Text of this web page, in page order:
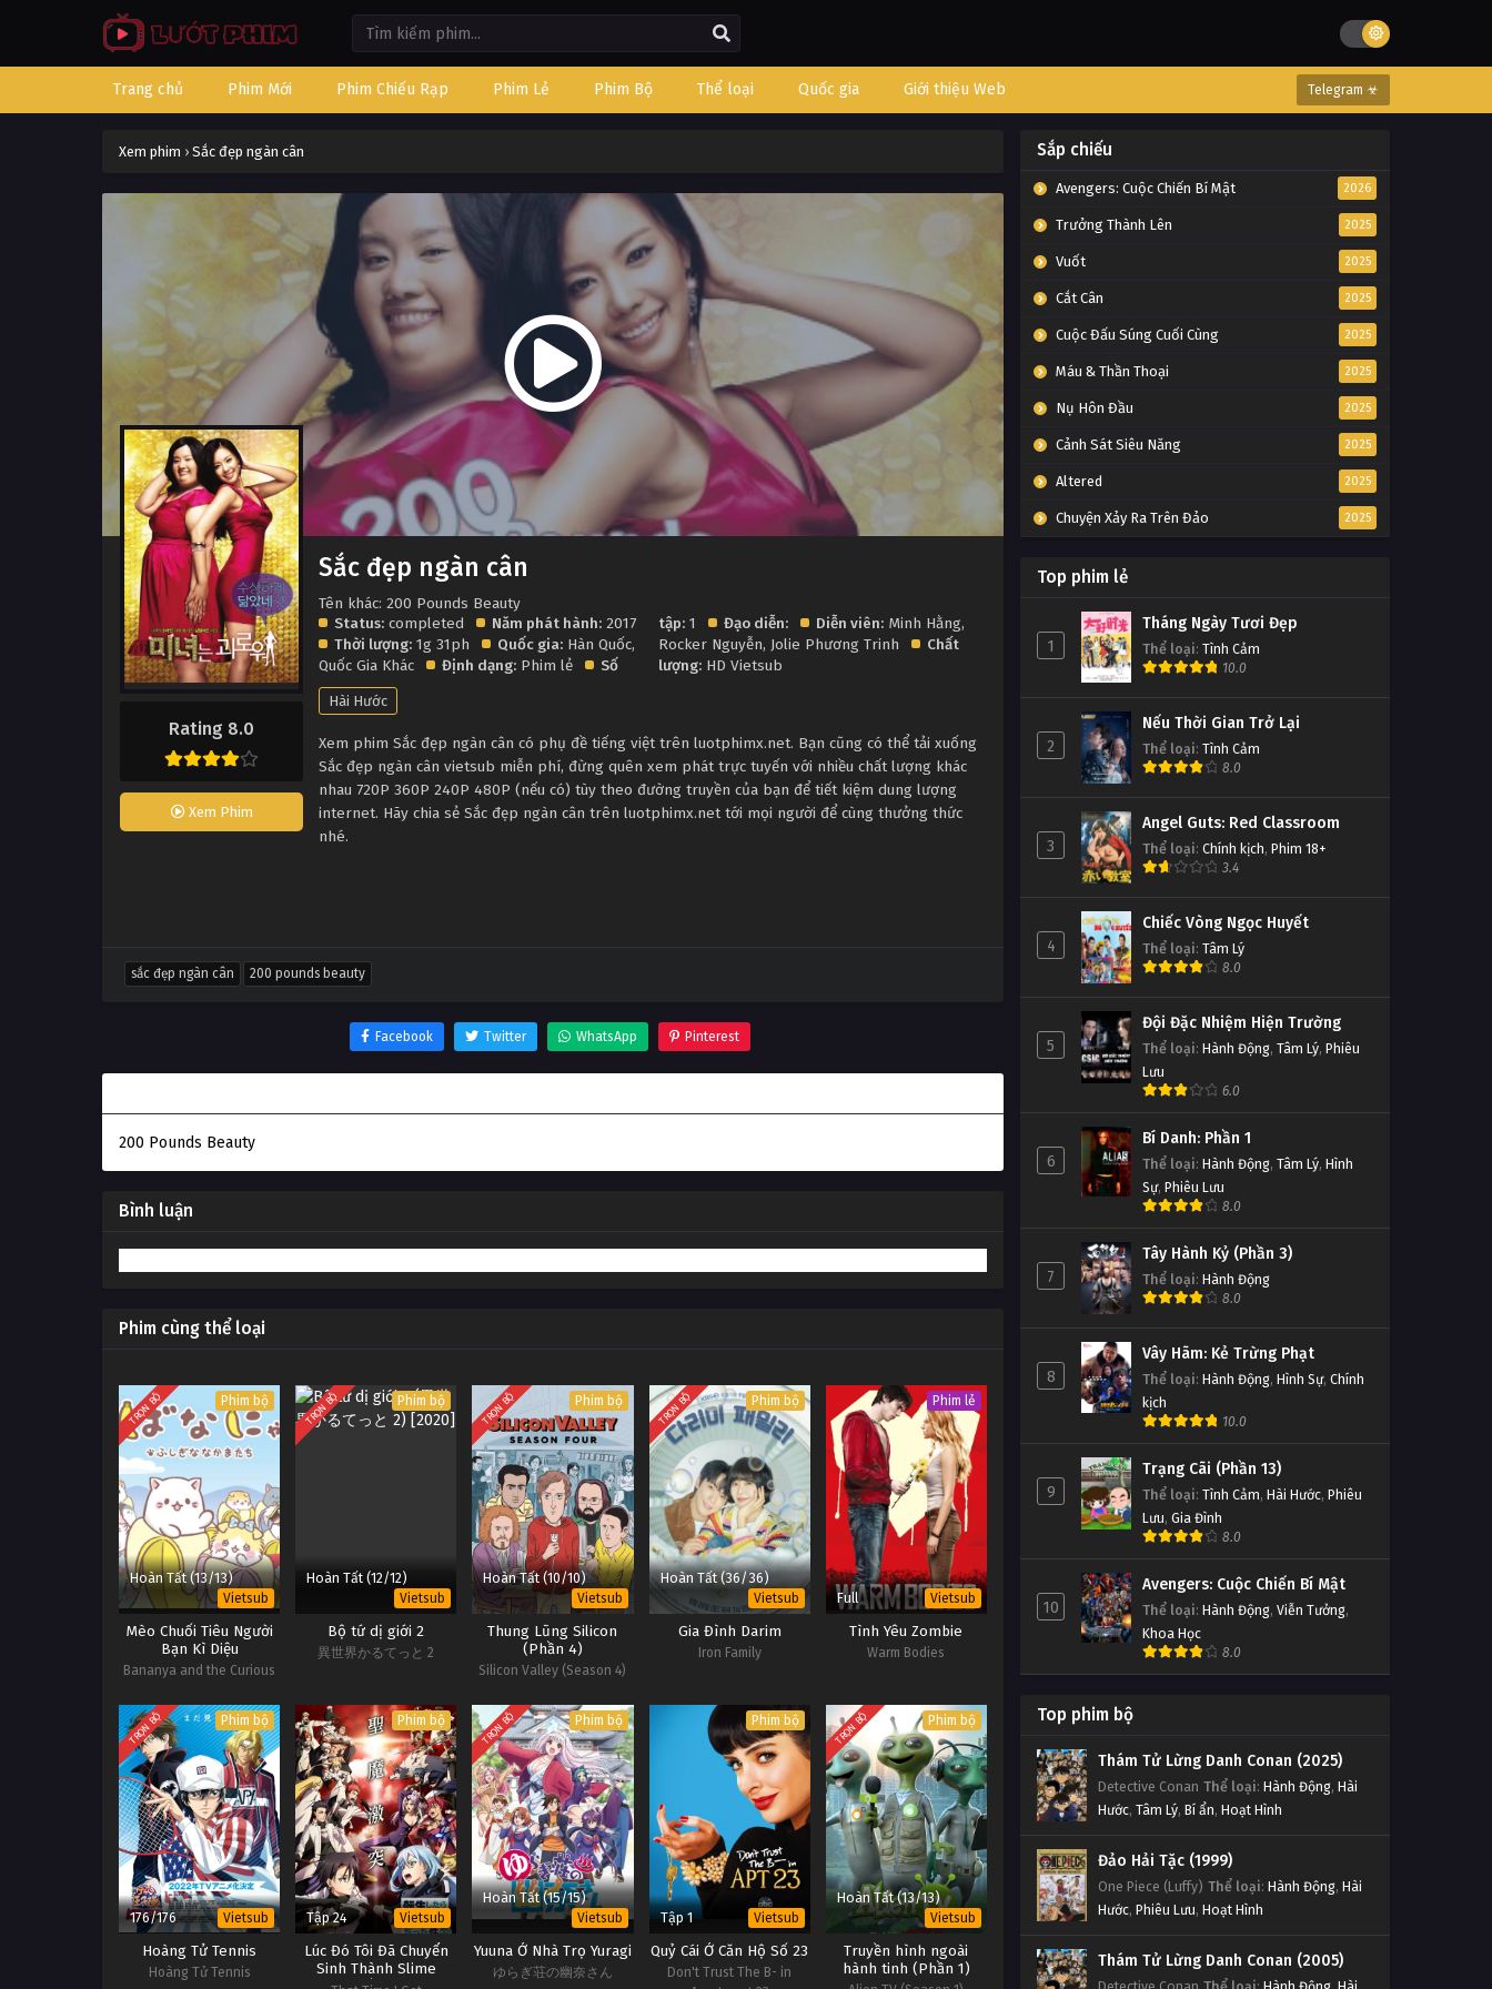
Trang chủ Phim Mới Phim Chiếu Rạp Phim Lẻ Phim Bộ Thể loại Quốc gia Giới thiệu Web Telegram ☣
Xem phim › Sắc đẹp ngàn cân
Rating 8.0
Xem Phim
Sắc đẹp ngàn cân
Tên khác: 200 Pounds Beauty
Status: completed Năm phát hành: 2017
Thời lượng: 1g 31ph Quốc gia: Hàn Quốc,
Quốc Gia Khác
Định dạng: Phim lẻ Số
tập:1 Đạo diễn: Diễn viên: Minh Hằng,
Rocker Nguyễn, Jolie Phương Trinh
Chất
lượng: HD Vietsub
Hài Hước
Xem phim Sắc đẹp ngàn cân có phụ đề tiếng việt trên luotphimx.net. Bạn cũng có thể tải xuống
Sắc đẹp ngàn cân vietsub miễn phí, đừng quên xem phát trực tuyến với nhiều chất lượng khác
nhau 720P 360P 240P 480P (nếu có) tùy theo đường truyền của bạn để tiết kiệm dung lượng
internet. Hãy chia sẻ Sắc đẹp ngàn cân trên luotphimx.net tới mọi người để cùng thưởng thức
nhé.
sắc đẹp ngàn cân 200 pounds beauty
Facebook Twitter WhatsApp Pinterest
200 Pounds Beauty
Bình luận
Phim cùng thể loại
TRỌN BỘ Phim bộ
Hoàn Tất (13/13)
Vietsub
Mèo Chuối Tiêu Người
Bạn Kì Diệu
Bananya and the Curious
TRỌN BỘ Phim bộ
Hoàn Tất (12/12)
Vietsub
Bộ tứ dị giới 2
異世界かるてっと 2
TRỌN BỘ Phim bộ
Hoàn Tất (10/10)
Vietsub
Thung Lũng Silicon
(Phần 4)
Silicon Valley (Season 4)
TRỌN BỘ Phim bộ
Hoàn Tất (36/36)
Vietsub
Gia Đình Darim
Iron Family
Phim lẻ
Full Vietsub
Tình Yêu Zombie
Warm Bodies
TRỌN BỘ Phim bộ
176/176 Vietsub
Hoàng Tử Tennis
Hoàng Tử Tennis
Phim bộ
Tập 24 Vietsub
Lúc Đó Tôi Đã Chuyển
Sinh Thành Slime
TRỌN BỘ Phim bộ
Hoàn Tất (15/15)
Vietsub
Yuuna Ở Nhà Trọ Yuragi
ゆらぎ荘の幽奈さん
Phim bộ
Tập 1 Vietsub
Quỷ Cái Ở Căn Hộ Số 23
Don't Trust The B- in
TRỌN BỘ Phim bộ
Hoàn Tất (13/13)
Vietsub
Truyền hình ngoài
hành tinh (Phần 1)
Sắp chiếu
Avengers: Cuộc Chiến Bí Mật 2026
Trưởng Thành Lên 2025
Vuốt 2025
Cắt Cân 2025
Cuộc Đấu Súng Cuối Cùng 2025
Máu & Thần Thoại 2025
Nụ Hôn Đầu 2025
Cảnh Sát Siêu Năng 2025
Altered 2025
Chuyện Xảy Ra Trên Đảo 2025
Top phim lẻ
1
Tháng Ngày Tươi Đẹp
Thể loại: Tình Cảm
10.0
2
Nếu Thời Gian Trở Lại
Thể loại: Tình Cảm
8.0
3
Angel Guts: Red Classroom
Thể loại: Chính kịch, Phim 18+
3.4
4
Chiếc Vòng Ngọc Huyết
Thể loại: Tâm Lý
8.0
5
Đội Đặc Nhiệm Hiện Trường
Thể loại: Hành Động, Tâm Lý, Phiêu
Lưu
6.0
6
Bí Danh: Phần 1
Thể loại: Hành Động, Tâm Lý, Hình
Sự, Phiêu Lưu
8.0
7
Tây Hành Kỷ (Phần 3)
Thể loại: Hành Động
8.0
8
Vây Hãm: Kẻ Trừng Phạt
Thể loại: Hành Động, Hình Sự, Chính
kịch
10.0
9
Trạng Cãi (Phần 13)
Thể loại: Tình Cảm, Hài Hước, Phiêu
Lưu, Gia Đình
8.0
10
Avengers: Cuộc Chiến Bí Mật
Thể loại: Hành Động, Viễn Tưởng,
Khoa Học
8.0
Top phim bộ
Thám Tử Lừng Danh Conan (2025)
Detective Conan Thể loại: Hành Động, Hài
Hước, Tâm Lý, Bí ẩn, Hoạt Hình
Đảo Hải Tặc (1999)
One Piece (Luffy) Thể loại: Hành Động, Hài
Hước, Phiêu Lưu, Hoạt Hình
Thám Tử Lừng Danh Conan (2005)